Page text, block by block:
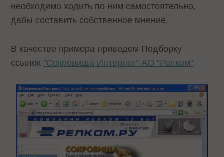
необходимо ходить по ним самостоятельно,
дабы составить собственное мнение.
В качестве примера приведем Подборку
ссылок "Сокровища Интернет" АО "Релком"